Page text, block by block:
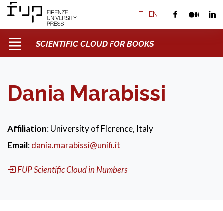
IT | EN
SCIENTIFIC CLOUD FOR BOOKS
Dania Marabissi
Affiliation: University of Florence, Italy
Email:dania.marabissi@unifi.it
FUP Scientific Cloud in Numbers